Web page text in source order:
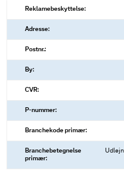
Reklamebeskyttelse:
Adresse:
Postnr.:
By:
CVR:
P-nummer:
Branchekode primær:
Branchebetegnelse
primær: